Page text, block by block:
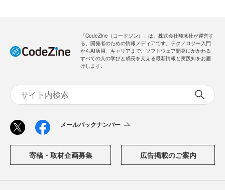
「CodeZine（コードジン）」は、株式会社翔泳社が運営す
る、開発者のための情報メディアです。テクノロジー入門
からAI活用、キャリアまで、ソフトウェア開発にかかわる
すべての人の学びと成長を支える最新情報と実践知をお届
けします。
メールバックナンバー
寄稿・取材企画募集 広告掲載のご案内